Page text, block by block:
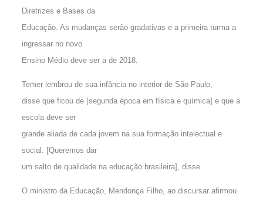
Diretrizes e Bases da
Educação. As mudanças serão gradativas e a primeira turma a
ingressar no novo
Ensino Médio deve ser a de 2018.
Temer lembrou de sua infância no interior de São Paulo,
disse que ficou de [segunda época em física e química] e que a
escola deve ser
grande aliada de cada jovem na sua formação intelectual e
social. [Queremos dar
um salto de qualidade na educação brasileira], disse.
O ministro da Educação, Mendonça Filho, ao discursar afirmou